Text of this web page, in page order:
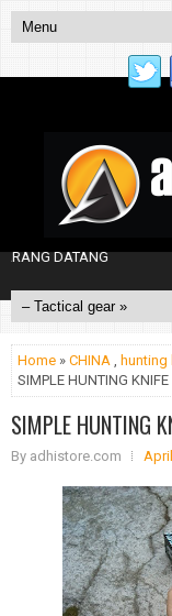
DATANG
Home » CHINA , hunting
SIMPLE HUNTING KNIFE
SIMPLE HUNTING
By adhistore.com